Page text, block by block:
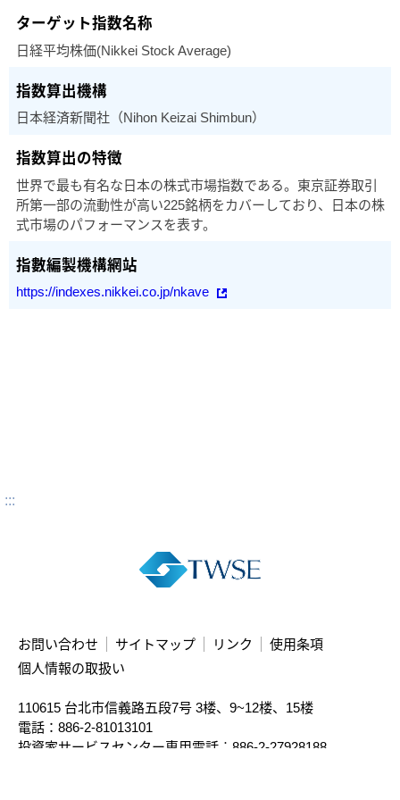
日経平均株価(Nikkei Stock Average)
日本経済新聞社（Nihon Keizai Shimbun）
世界で最も有名な日本の株式市場指数である。東京証券取引
所第一部の流動性が高い225銘柄をカバーしており、日本の株
式市場のパフォーマンスを表す。
https://indexes.nikkei.co.jp/nkave
:::
お問い合わせ サイトマップ リンク
使用条項
個人情報の取扱い
110615 台北市信義路五段7号 3楼、9~12楼、15楼
電話：886-2-81013101
投資家サービスセンター専用電話︰886-2-27928188